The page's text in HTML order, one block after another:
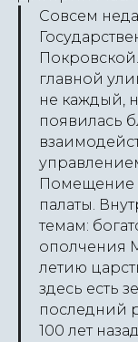
Совсем
главной
не каждый,
появилась
Помещение
палаты.
темам:
ополчения
летию
здесь есть
последний
100 лет